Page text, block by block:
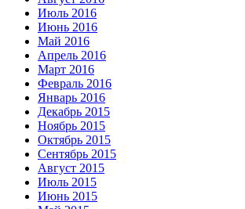
Июль 2016
Июнь 2016
Май 2016
Апрель 2016
Март 2016
Февраль 2016
Январь 2016
Декабрь 2015
Ноябрь 2015
Октябрь 2015
Сентябрь 2015
Август 2015
Июль 2015
Июнь 2015